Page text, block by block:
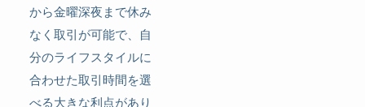
から金曜深夜まで休み
なく取引が可能で、自
分のライフスタイルに
合わせた取引時間を選
べる大きな利点があり